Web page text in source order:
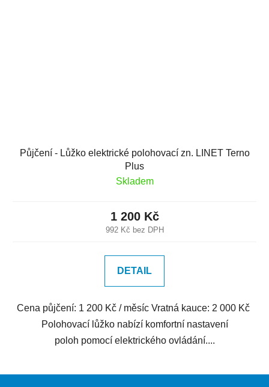
Půjčení - Lůžko elektrické polohovací zn. LINET Terno
Plus
Skladem
992 Kč bez DPH
1 200 Kč
DETAIL
Cena půjčení: 1 200 Kč / měsíc Vratná kauce: 2 000 Kč
Polohovací lůžko nabízí komfortní nastavení
poloh pomocí elektrického ovládání....